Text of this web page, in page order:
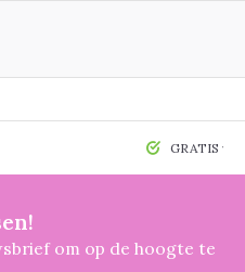
GRATIS
om op de hoogte te